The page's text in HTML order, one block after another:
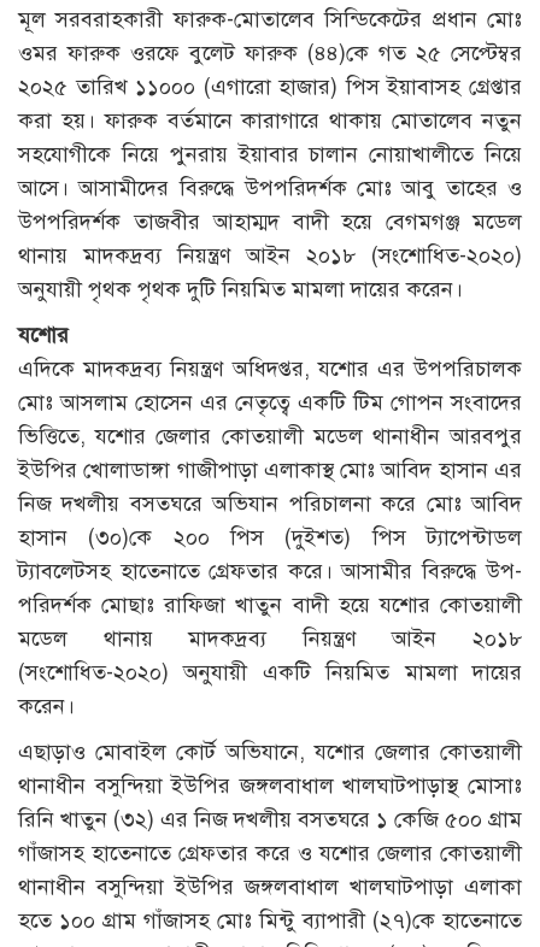
মূল সরবরাহকারী ফারুক-মোতালেব সিন্ডিকেটের প্রধান মোঃ
ওমর ফারুক ওরফে বুলেট ফারুক (৪৪)কে গত ২৫ সেপ্টেম্বর
২০২৫ তারিখ ১১০০০ (এগারো হাজার) পিস ইয়াবাসহ গ্রেপ্তার
করা হয়। ফারুক বর্তমানে কারাগারে থাকায় মোতালেব নতুন
সহযোগীকে নিয়ে পুনরায় ইয়াবার চালান নোয়াখালীতে নিয়ে
আসে। আসামীদের বিরুদ্ধে উপপরিদর্শক মোঃ আবু তাহের ও
উপপরিদর্শক তাজবীর আহাম্মদ বাদী হয়ে বেগমগঞ্জ মডেল
থানায় মাদকদ্রব্য নিয়ন্ত্রণ আইন ২০১৮ (সংশোধিত-২০২০)
অনুযায়ী পৃথক পৃথক দুটি নিয়মিত মামলা দায়ের করেন।
যশোর
এদিকে মাদকদ্রব্য নিয়ন্ত্রণ অধিদপ্তর, যশোর এর উপপরিচালক
মোঃ আসলাম হোসেন এর নেতৃত্বে একটি টিম গোপন সংবাদের
ভিত্তিতে, যশোর জেলার কোতয়ালী মডেল থানাধীন আরবপুর
ইউপির খোলাডাঙ্গা গাজীপাড়া এলাকাস্থ মোঃ আবিদ হাসান এর
নিজ দখলীয় বসতঘরে অভিযান পরিচালনা করে মোঃ আবিদ
হাসান (৩০)কে ২০০ পিস (দুইশত) পিস ট্যাপেন্টাডল
ট্যাবলেটসহ হাতেনাতে গ্রেফতার করে। আসামীর বিরুদ্ধে উপ-
পরিদর্শক মোছাঃ রাফিজা খাতুন বাদী হয়ে যশোর কোতয়ালী
মডেল থানায় মাদকদ্রব্য নিয়ন্ত্রণ আইন ২০১৮
(সংশোধিত-২০২০) অনুযায়ী একটি নিয়মিত মামলা দায়ের
করেন।
এছাড়াও মোবাইল কোর্ট অভিযানে, যশোর জেলার কোতয়ালী
থানাধীন বসুন্দিয়া ইউপির জঙ্গলবাধাল খালঘাটপাড়াস্থ মোসাঃ
রিনি খাতুন (৩২) এর নিজ দখলীয় বসতঘরে ১ কেজি ৫০০ গ্রাম
গাঁজাসহ হাতেনাতে গ্রেফতার করে ও যশোর জেলার কোতয়ালী
থানাধীন বসুন্দিয়া ইউপির জঙ্গলবাধাল খালঘাটপাড়া এলাকা
হতে ১০০ গ্রাম গাঁজাসহ মোঃ মিন্টু ব্যাপারী (২৭)কে হাতেনাতে